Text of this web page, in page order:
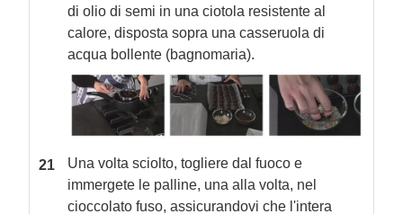
di olio di semi in una ciotola resistente al
calore, disposta sopra una casseruola di
acqua bollente (bagnomaria).
Una volta sciolto, togliere dal fuoco e
immergete le palline, una alla volta, nel
cioccolato fuso, assicurandovi che l'intera